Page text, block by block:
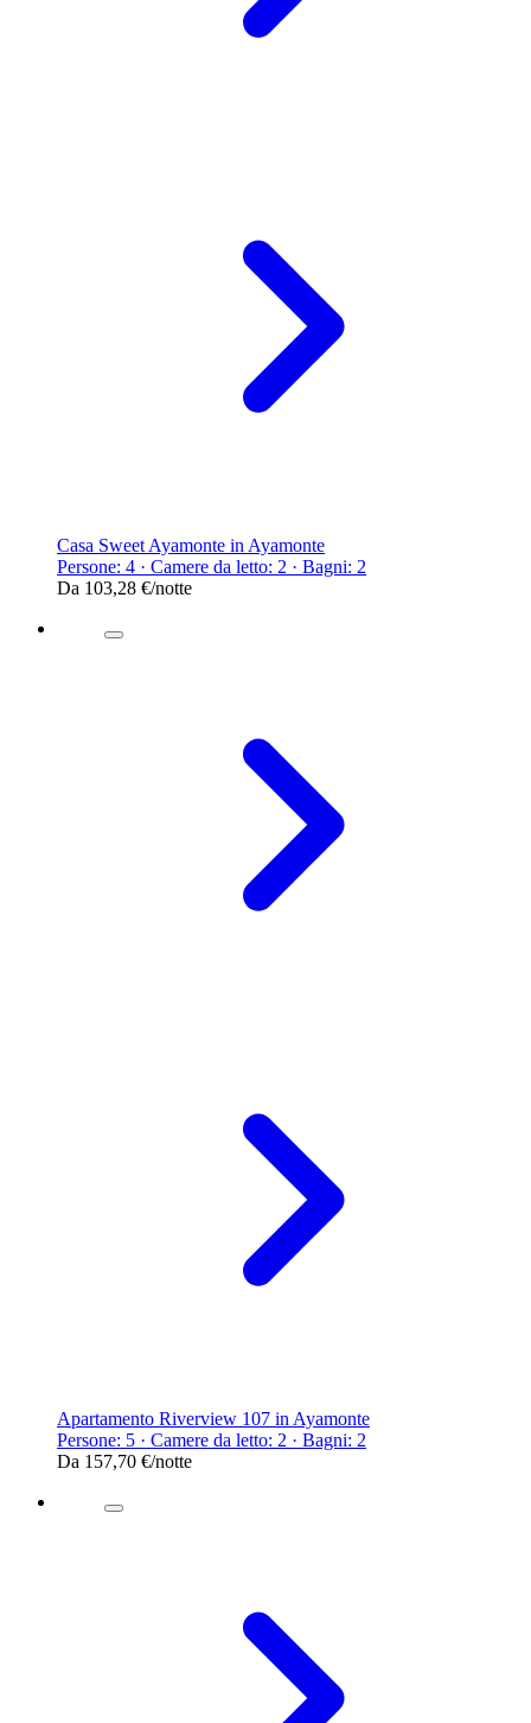
Casa Sweet Ayamonte in Ayamonte
Persone: 4 · Camere da letto: 2 · Bagni: 2
Da 103,28 €/notte
Apartamento Riverview 107 in Ayamonte
Persone: 5 · Camere da letto: 2 · Bagni: 2
Da 157,70 €/notte